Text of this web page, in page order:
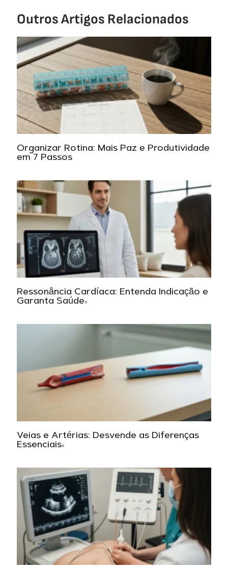
Outros Artigos Relacionados
Organizar Rotina: Mais Paz e Produtividade
em 7 Passos
Ressonância Cardíaca: Entenda Indicação e
Garanta Saúde!
Veias e Artérias: Desvende as Diferenças
Essenciais!